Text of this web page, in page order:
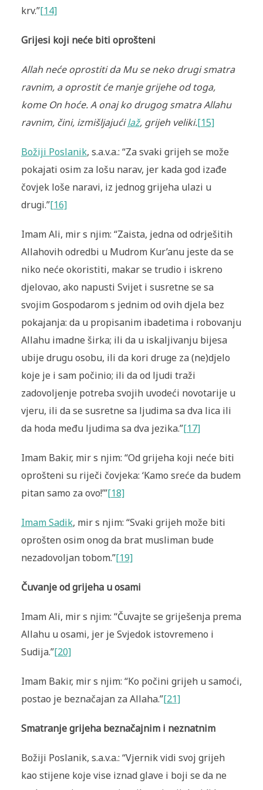
krv.”[14]
Grijesi koji neće biti oprošteni
Allah neće oprostiti da Mu se neko drugi smatra
ravnim, a oprostit će manje grijehe od toga,
kome On hoće. A onaj ko drugog smatra Allahu
ravnim, čini, izmišljajućilaž, grijeh veliki.[15]
Božiji Poslanik, s.a.v.a.: “Za svaki grijeh se može
pokajati osim za lošu narav, jer kada god izađe
čovjek loše naravi, iz jednog grijeha ulazi u
drugi.”[16]
Imam Ali, mir s njim: “Zaista, jedna od odrješitih
Allahovih odredbi u Mudrom Kur’anu jeste da se
niko neće okoristiti, makar se trudio i iskreno
djelovao, ako napusti Svijet i susretne se sa
svojim Gospodarom s jednim od ovih djela bez
pokajanja: da u propisanim ibadetima i robovanju
Allahu imadne širka; ili da u iskaljivanju bijesa
ubije drugu osobu, ili da kori druge za (ne)djelo
koje je i sam počinio; ili da od ljudi traži
zadovoljenje potreba svojih uvodeći novotarije u
vjeru, ili da se susretne sa ljudima sa dva lica ili
da hoda među ljudima sa dva jezika.”[17]
Imam Bakir, mir s njim: “Od grijeha koji neće biti
oprošteni su riječi čovjeka: ‘Kamo sreće da budem
pitan samo za ovo!’”[18]
Imam Sadik, mir s njim: “Svaki grijeh može biti
oprošten osim onog da brat musliman bude
nezadovoljan tobom.”[19]
Čuvanje od grijeha u osami
Imam Ali, mir s njim: “Čuvajte se griješenja prema
Allahu u osami, jer je Svjedok istovremeno i
Sudija.”[20]
Imam Bakir, mir s njim: “Ko počini grijeh u samoći,
postao je beznačajan za Allaha.”[21]
Smatranje grijeha beznačajnim i neznatnim
Božiji Poslanik, s.a.v.a.: “Vjernik vidi svoj grijeh
kao stijene koje vise iznad glave i boji se da ne